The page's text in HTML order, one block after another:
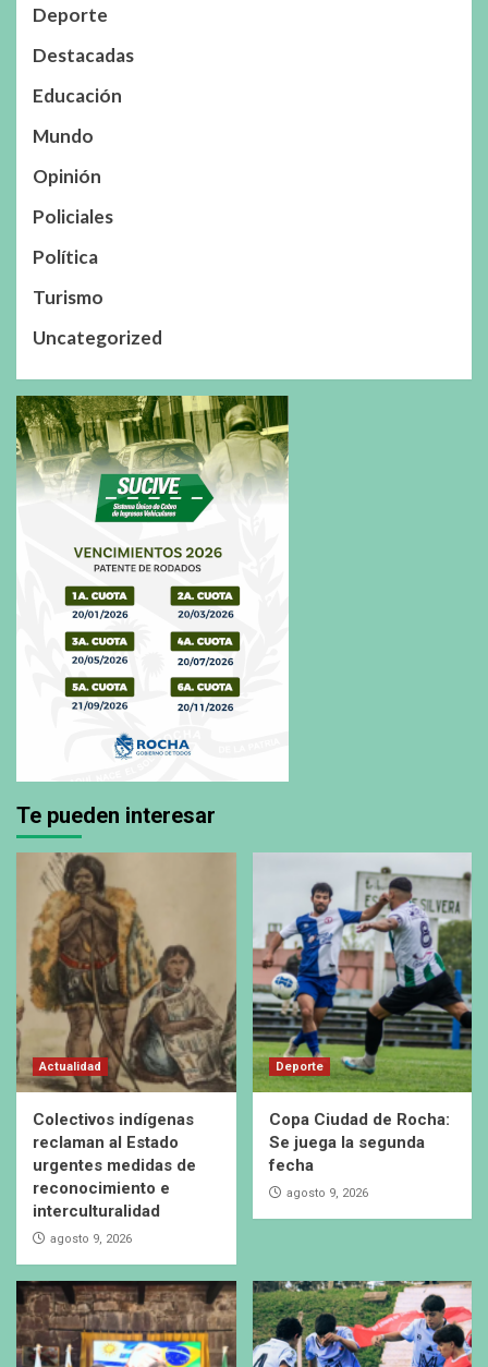
Deporte
Destacadas
Educación
Mundo
Opinión
Policiales
Política
Turismo
Uncategorized
Te pueden interesar
Actualidad
Colectivos indígenas
reclaman al Estado
urgentes medidas de
reconocimiento e
interculturalidad
agosto 9, 2026
Deporte
Copa Ciudad de Rocha:
Se juega la segunda
fecha
agosto 9, 2026